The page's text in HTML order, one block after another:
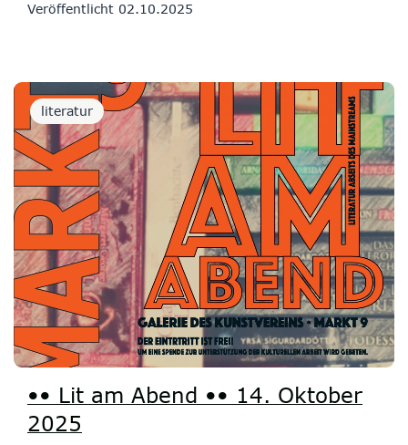
Veröffentlicht 02.10.2025
literatur
•• Lit am Abend •• 14. Oktober
2025